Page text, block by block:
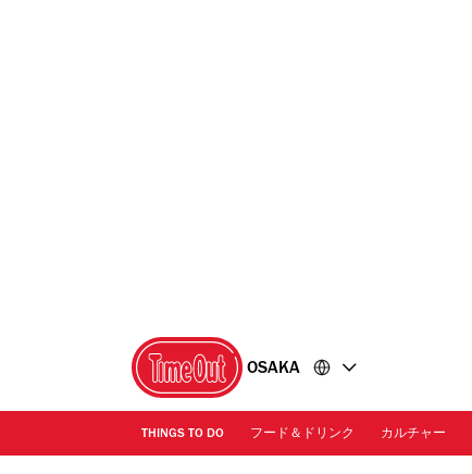
OSAKA
THINGS TO DO フード＆ドリンク カルチャー